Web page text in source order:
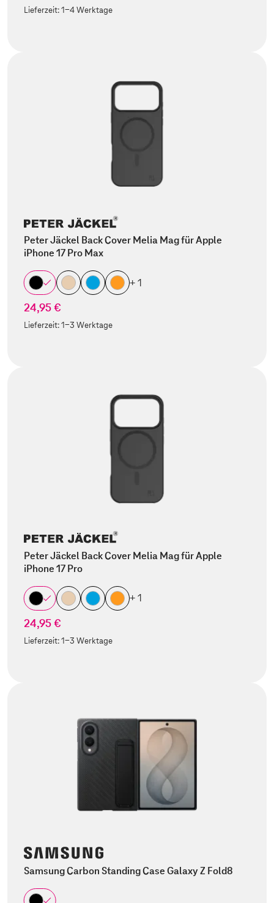
Lieferzeit:1-4 Werktage
Peter Jäckel Back Cover Melia Mag für Apple
iPhone 17 Pro Max
+ 1
24,95 €
Lieferzeit:1-3 Werktage
Peter Jäckel Back Cover Melia Mag für Apple
iPhone 17 Pro
+ 1
24,95 €
Lieferzeit:1-3 Werktage
Samsung Carbon Standing Case Galaxy Z Fold8